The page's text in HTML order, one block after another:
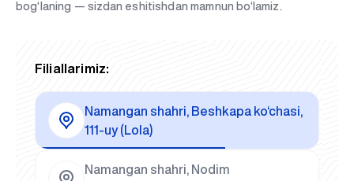
bog‘laning — sizdan eshitishdan mamnun bo‘lamiz.
Filiallarimiz:
Namangan shahri, Beshkapa ko‘chasi,
111-uy (Lola)
Namangan shahri, Nodim